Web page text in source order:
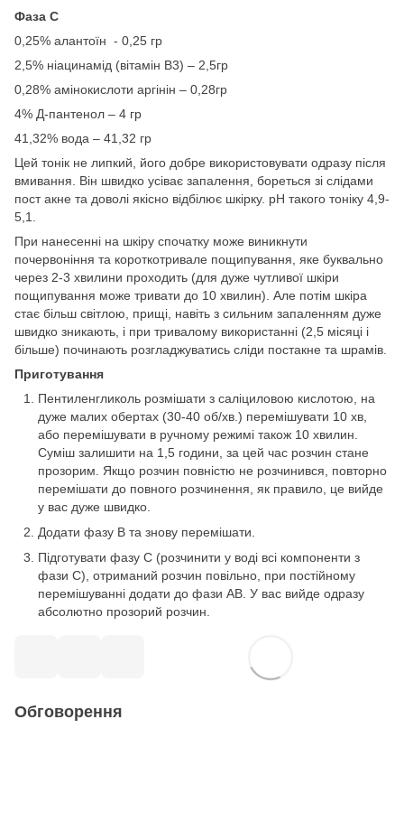
Фаза С
0,25% алантоїн - 0,25 гр
2,5% ніацинамід (вітамін В3) – 2,5гр
0,28% амінокислоти аргінін – 0,28гр
4% Д-пантенол – 4 гр
41,32% вода – 41,32 гр
Цей тонік не липкий, його добре використовувати одразу після
вмивання. Він швидко усіває запалення, бореться зі слідами
пост акне та доволі якісно відбілює шкірку. рН такого тоніку 4,9-
5,1.
При нанесенні на шкіру спочатку може виникнути
почервоніння та короткотривале пощипування, яке буквально
через 2-3 хвилини проходить (для дуже чутливої шкіри
пощипування може тривати до 10 хвилин). Але потім шкіра
стає більш світлою, прищі, навіть з сильним запаленням дуже
швидко зникають, і при тривалому використанні (2,5 місяці і
більше) починають розгладжуватись сліди постакне та шрамів.
Приготування
Пентиленгликоль розмішати з саліциловою кислотою, на
дуже малих обертах (30-40 об/хв.) перемішувати 10 хв,
або перемішувати в ручному режимі також 10 хвилин.
Суміш залишити на 1,5 години, за цей час розчин стане
прозорим. Якщо розчин повністю не розчинився, повторно
перемішати до повного розчинення, як правило, це вийде
у вас дуже швидко.
Додати фазу В та знову перемішати.
Підготувати фазу С (розчинити у воді всі компоненти з
фази С), отриманий розчин повільно, при постійному
перемішуванні додати до фази АВ. У вас вийде одразу
абсолютно прозорий розчин.
Обговорення